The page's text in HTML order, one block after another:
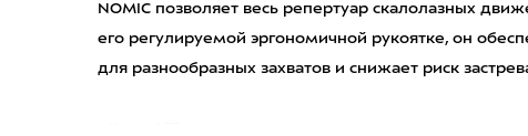
NOMIC позволяет весь репертуар скалолазных
его регулируемой эргономичной рукоятке, он
для разнообразных захватов и снижает риск